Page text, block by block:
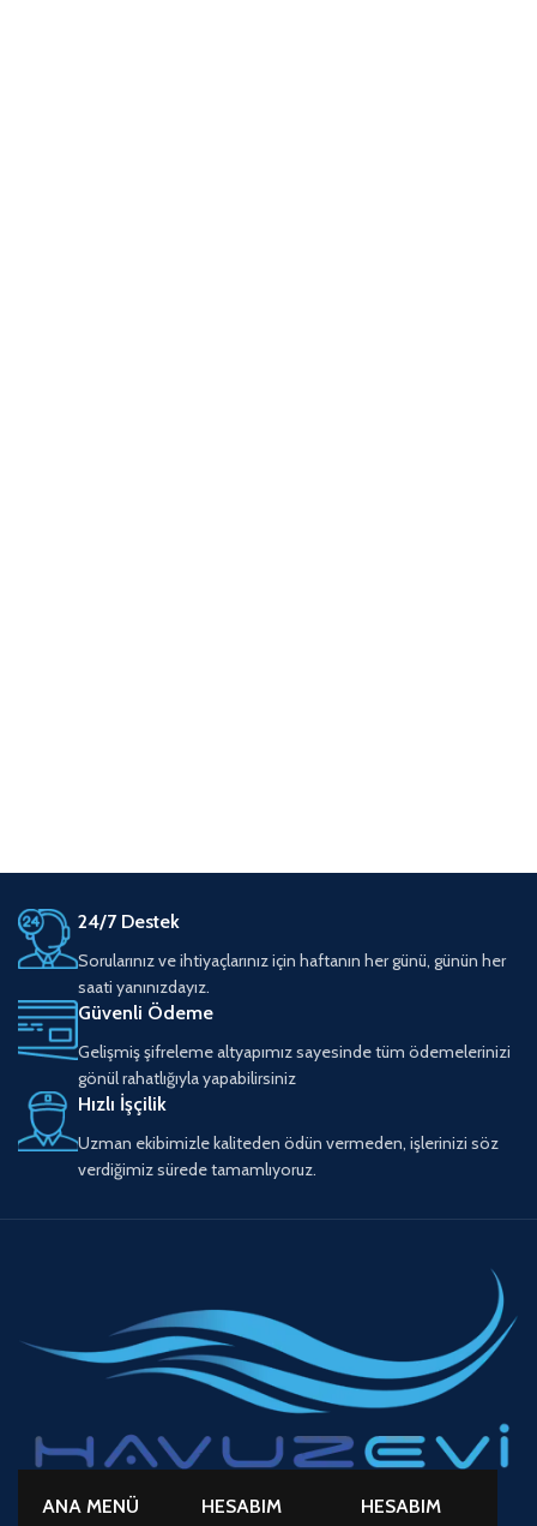
24/7 Destek
Sorularınız ve ihtiyaçlarınız için haftanın her günü, günün her
saati yanınızdayız.
Güvenli Ödeme
Gelişmiş şifreleme altyapımız sayesinde tüm ödemelerinizi
gönül rahatlığıyla yapabilirsiniz
Hızlı İşçilik
Uzman ekibimizle kaliteden ödün vermeden, işlerinizi söz
verdiğimiz sürede tamamlıyoruz.
ANA MENÜ HESABIM HESABIM